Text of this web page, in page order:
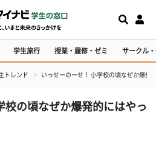
学生旅行 授業・履修・ゼミ サークル
トレンド いっせーのーせ！ 小学校の頃なぜか爆発
校の頃なぜか爆発的にはやっ